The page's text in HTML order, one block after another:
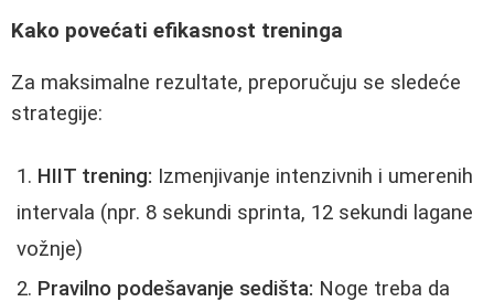
Kako povećati efikasnost treninga
Za maksimalne rezultate, preporučuju se sledeće
strategije:
HIIT trening: Izmenjivanje intenzivnih i umerenih
intervala (npr. 8 sekundi sprinta, 12 sekundi lagane
vožnje)
Pravilno podešavanje sedišta: Noge treba da